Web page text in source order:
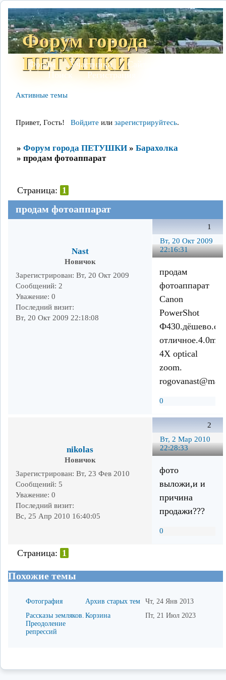
Форум города
ПЕТУШКИ
Форум Участники Сайт
Поиск
Регистрация
Активные темы
Привет, Гость! Войдите или зарегистрируйтесь.
» Форум города ПЕТУШКИ » Барахолка
» продам фотоаппарат
продам фотоаппарат
Страница: 1
1
Вт, 20 Окт 2009
22:16:31
Nast
Новичок
Зарегистрирован: Вт, 20 Окт 2009
Сообщений: 2
Уважение: 0
Последний визит:
Вт, 20 Окт 2009 22:18:08
продам
фотоаппарат
Canоn
PowerShot
4X optical
zoom.
0
2
Вт, 2 Мар 2010
22:28:33
nikolas
Новичок
Зарегистрирован: Вт, 23 Фев 2010
Сообщений: 5
Уважение: 0
Последний визит:
Вс, 25 Апр 2010 16:40:05
фото
выложи,и и
причина
продажи???
0
Страница: 1
Похожие темы
Фотография Архив старых тем
Чт, 24 Янв 2013
Рассказы земляков.
Преодоление
репрессий
Корзина Пт, 21 Июл 2023